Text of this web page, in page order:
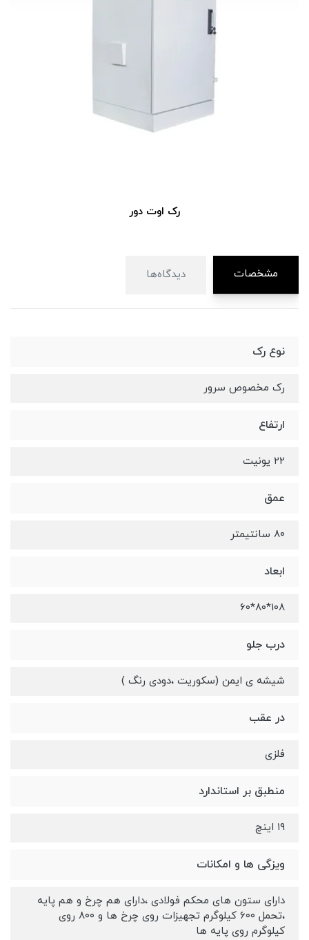
رک اوت دور
مشخصات دیدگاه‌ها
نوع رک
رک مخصوص سرور
ارتفاع
۲۲ یونیت
عمق
۸۰ سانتیمتر
ابعاد
108*80*60
درب جلو
شیشه ی ایمن (سکوریت ،دودی رنگ )
در عقب
فلزی
منطبق بر استاندارد
۱۹ اینچ
ویزگی ها و امکانات
دارای ستون های محکم فولادی ،دارای هم چرخ و هم پایه
،تحمل ۶۰۰ کیلوگرم تجهیزات روی چرخ ها و ۸۰۰ روی
کیلوگرم روی پایه ها